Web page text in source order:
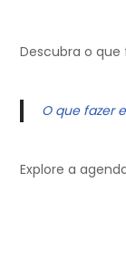
Descubra o
O que fazer
Explore a